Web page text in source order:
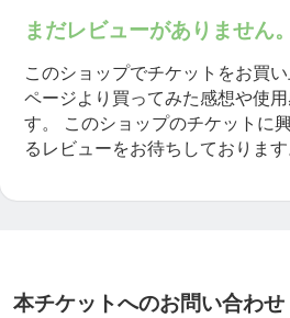
まだレビューがありません。
このショップでチケットをお買
ページより買ってみた感想や使
す。
このショップのチケットに
るレビューをお待ちしております
本チケットへのお問い合わせ